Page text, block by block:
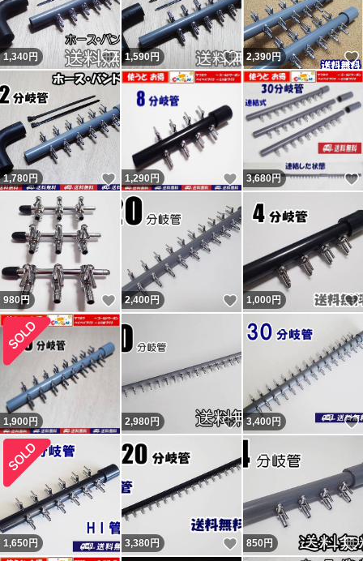
無いので不当評価です。 不足という事で悪いの件は不足
なく発送したのを明確に覚えています。記載内容無視で即
評価で終了の者。普通の人は問題あれば即取引完了しない
ので嫌がらせと判断するのが普通。今までにない手を使っ
てきたが今までの連中と同じ。 他のも記載内容無視の異
常者達。
残念ながら数千人に一人くらいの割合で話が通じない異常
者が現れます。悪い評価をする事が目的（サクラ）と思わ
れる者が複数います。 ヤフーフリマからは不当評価への
私の返信コメントが閲覧出来ず、絶対に不公平なので載せ
ています。 私に非があれば反省・改善しますが、不当評
価には主張・反論します。かなり抑えて記載しています。
不当評価を気にせず購入していただいている皆様、ありが
とうございます。 どちらでもない評価も数件以外はコメ
ントと異なる不適当または誤評価です（9割以上がヤフー
フリマ購入者）。 ペイペイフリマ（現ヤフーフリマ）で
は問題なければ『普通（どちらでもない）』評価（コメン
トは良い取引が出来ました）をする人が多くて出品者から
不評だった為、『どちらでもない』の評価は2022年7月に
廃止されました。
落札後に即発送、翌日発送を要求してくる人が結構います
が事前に質問欄から確認するか他で購入してください。
1,340円 いいね！
1,590円 いいね！
2,390円
1,780円 いいね！
1,290 円 いいね！
3,680円
980円 いいね！
2,400円 いいね！
1,000円
1,900円 2,980円 いいね！
3,400円
1,650 円 3,380円 いいね！
850円